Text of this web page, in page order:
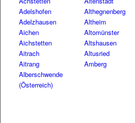
Adelshofen
Adelzhausen
Aichen
Aichstetten
Aitrach
Aitrang
Alberschwende
(Österreich)
Althegnenberg
Altheim
Altomünster
Altshausen
Altusried
Amberg